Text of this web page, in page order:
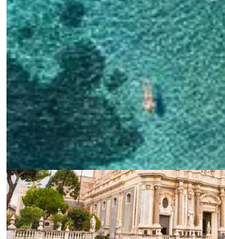
Путеводитель по
Путеводитель по
Будь тоРим,Венеция,Миланили
Италии отличается самобытным
Италию и отдыхайте здесь всей